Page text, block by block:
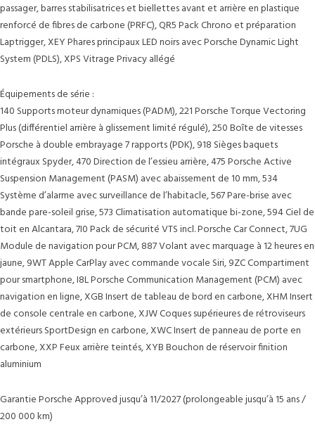
passager, barres stabilisatrices et biellettes avant et arrière en plastique
renforcé de fibres de carbone (PRFC), QR5 Pack Chrono et préparation
Laptrigger, XEY Phares principaux LED noirs avec Porsche Dynamic Light
System (PDLS), XPS Vitrage Privacy allégé
Équipements de série :
140 Supports moteur dynamiques (PADM), 221 Porsche Torque Vectoring
Plus (différentiel arrière à glissement limité régulé), 250 Boîte de vitesses
Porsche à double embrayage 7 rapports (PDK), 918 Sièges baquets
intégraux Spyder, 470 Direction de l’essieu arrière, 475 Porsche Active
Suspension Management (PASM) avec abaissement de 10 mm, 534
Système d’alarme avec surveillance de l’habitacle, 567 Pare-brise avec
bande pare-soleil grise, 573 Climatisation automatique bi-zone, 594 Ciel de
toit en Alcantara, 7I0 Pack de sécurité VTS incl. Porsche Car Connect, 7UG
Module de navigation pour PCM, 887 Volant avec marquage à 12 heures en
jaune, 9WT Apple CarPlay avec commande vocale Siri, 9ZC Compartiment
pour smartphone, I8L Porsche Communication Management (PCM) avec
navigation en ligne, XGB Insert de tableau de bord en carbone, XHM Insert
de console centrale en carbone, XJW Coques supérieures de rétroviseurs
extérieurs SportDesign en carbone, XWC Insert de panneau de porte en
carbone, XXP Feux arrière teintés, XYB Bouchon de réservoir finition
aluminium
Garantie Porsche Approved jusqu’à 11/2027 (prolongeable jusqu’à 15 ans /
200 000 km)